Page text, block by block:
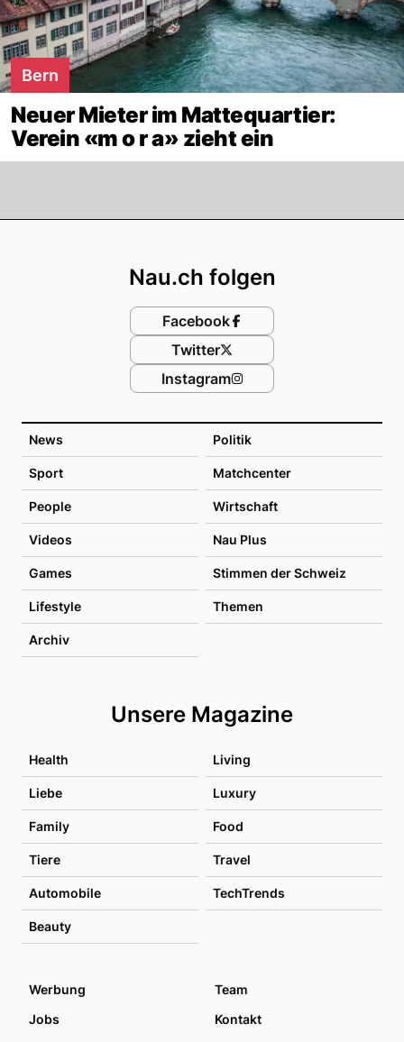
Bern
Neuer Mieter im Mattequartier:
Verein «m o r a» zieht ein
News Politik
Sport Matchcenter
People Wirtschaft
Videos Nau Plus
Games Stimmen der Schweiz
Lifestyle Themen
Archiv
Unsere Magazine
Health Living
Liebe Luxury
Family Food
Tiere Travel
Automobile TechTrends
Beauty
Nau.ch folgen
Facebook
Twitter
Instagram
Werbung
Team
Jobs
Kontakt